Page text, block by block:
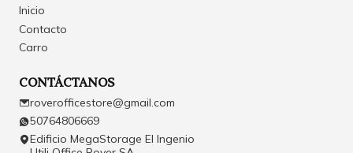
Inicio
Contacto
Carro
CONTÁCTANOS
roverofficestore@gmail.com
50764806669
Edificio MegaStorage El Ingenio